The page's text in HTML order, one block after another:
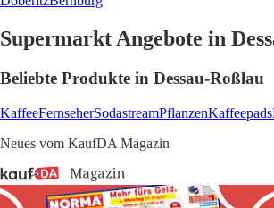
Supermarkt Angebote in
Beliebte Produkte in Dessau-Roßlau
KaffeeFernseherSodastreamPflanzenKaffeepads
Neues vom KaufDA Magazin